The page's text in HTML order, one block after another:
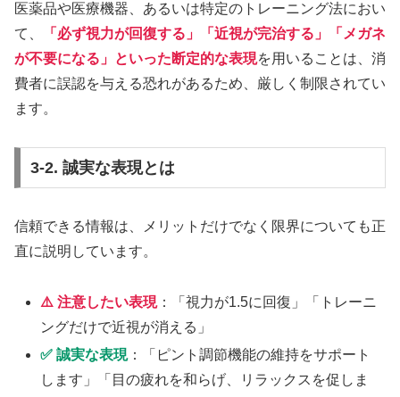
医薬品や医療機器、あるいは特定のトレーニング法におい
て、
「必ず視力が回復する」「近視が完治する」「メガネ
が不要になる」といった断定的な表現を用いることは、消
費者に誤認を与える恐れがあるため、厳しく制限されてい
ます。
3-2. 誠実な表現とは
信頼できる情報は、メリットだけでなく限界についても正
直に説明しています。
⚠️ 注意したい表現：「視力が1.5に回復」「トレーニ
ングだけで近視が消える」
✅ 誠実な表現：「ピント調節機能の維持をサポート
します」「目の疲れを和らげ、リラックスを促しま